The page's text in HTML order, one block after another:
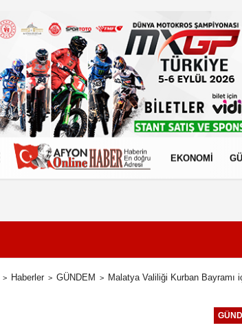
Künye İletişim Çerez Politikası
EKONOMİ
Haberler GÜNDEM Malatya Valiliği Kurban Bayramı